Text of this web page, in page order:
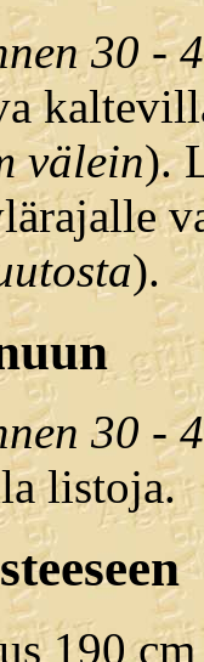
30 -
välein).
).
30 -
listoja.
190